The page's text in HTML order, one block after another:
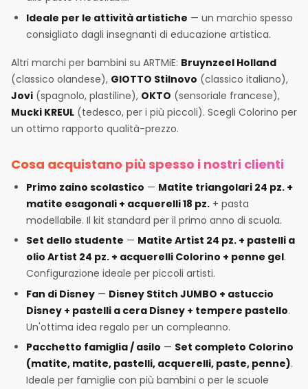
Ideale per le attività artistiche — un marchio spesso
consigliato dagli insegnanti di educazione artistica.
Altri marchi per bambini su ARTMiE: Bruynzeel Holland
(classico olandese), GIOTTO Stilnovo (classico italiano),
Jovi (spagnolo, plastiline), OKTO (sensoriale francese),
Mucki KREUL (tedesco, per i più piccoli). Scegli Colorino per
un ottimo rapporto qualità-prezzo.
Cosa acquistano più spesso i nostri clienti
Primo zaino scolastico — Matite triangolari 24 pz. +
matite esagonali + acquerelli 18 pz. + pasta
modellabile. Il kit standard per il primo anno di scuola.
Set dello studente — Matite Artist 24 pz. + pastelli a
olio Artist 24 pz. + acquerelli Colorino + penne gel.
Configurazione ideale per piccoli artisti.
Fan di Disney — Disney Stitch JUMBO + astuccio
Disney + pastelli a cera Disney + tempere pastello.
Un'ottima idea regalo per un compleanno.
Pacchetto famiglia / asilo — Set completo Colorino
(matite, matite, pastelli, acquerelli, paste, penne).
Ideale per famiglie con più bambini o per le scuole